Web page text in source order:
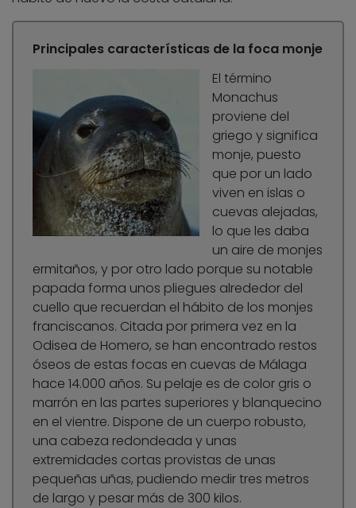
Principales características de la foca monje
El término
Monachus
proviene del
griego y significa
monje, puesto
que por un lado
viven en islas o
cuevas alejadas,
lo que les daba
un aire de monjes
ermitaños, y por otro lado porque su notable
papada forma unos pliegues alrededor del
cuello que recuerdan el hábito de los monjes
franciscanos. Citada por primera vez en la
Odisea de Homero, se han encontrado restos
óseos de estas focas en cuevas de Málaga
hace 14.000 años. Su pelaje es de color gris o
marrón en las partes superiores y blanquecino
en el vientre. Dispone de un cuerpo robusto,
una cabeza redondeada y unas
extremidades cortas provistas de unas
pequeñas uñas, pudiendo medir tres metros
de largo y pesar más de 300 kilos.